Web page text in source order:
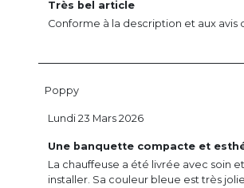
Très bel article
Conforme à la description et aux avis
Poppy
Une banquette compacte et
La chauffeuse a été livrée avec soin
installer. Sa couleur bleue est très
Lundi 23 Mars 2026